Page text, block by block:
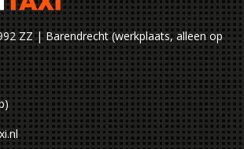
ZZ | Barendrecht (werkplaats, alleen op